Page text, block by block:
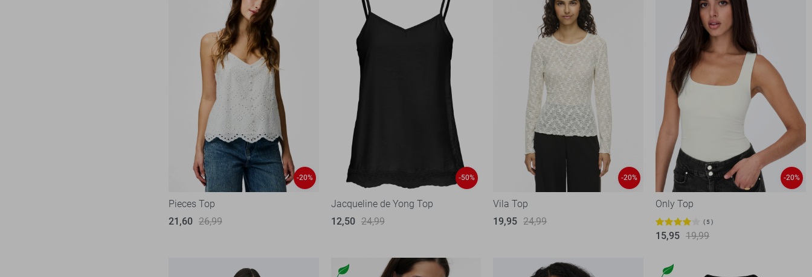
-20%
Pieces Top
21,60 26,99
-50%
Jacqueline de Yong Top
12,50 24,99
-20%
Vila Top
19,95 24,99
-20%
Only Top
5
15,95 19,99